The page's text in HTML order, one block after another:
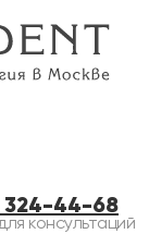
324-44-68
консультаций